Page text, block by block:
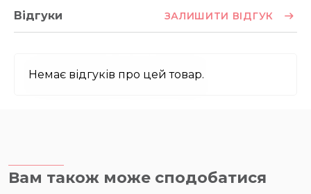
Відгуки ЗАЛИШИТИ ВІДГУК
Немає відгуків про цей товар.
Вам також може сподобатися